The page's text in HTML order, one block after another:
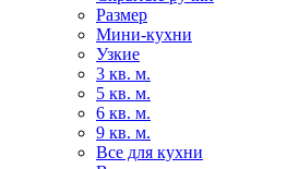
Размер
Мини-кухни
Узкие
3 кв. м.
5 кв. м.
6 кв. м.
9 кв. м.
Все для кухни